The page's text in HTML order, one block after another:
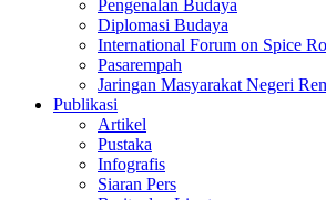
Pengenalan Budaya
Diplomasi Budaya
International Forum on Spice
Pasarempah
Jaringan Masyarakat Negeri
Publikasi
Artikel
Pustaka
Infografis
Siaran Pers